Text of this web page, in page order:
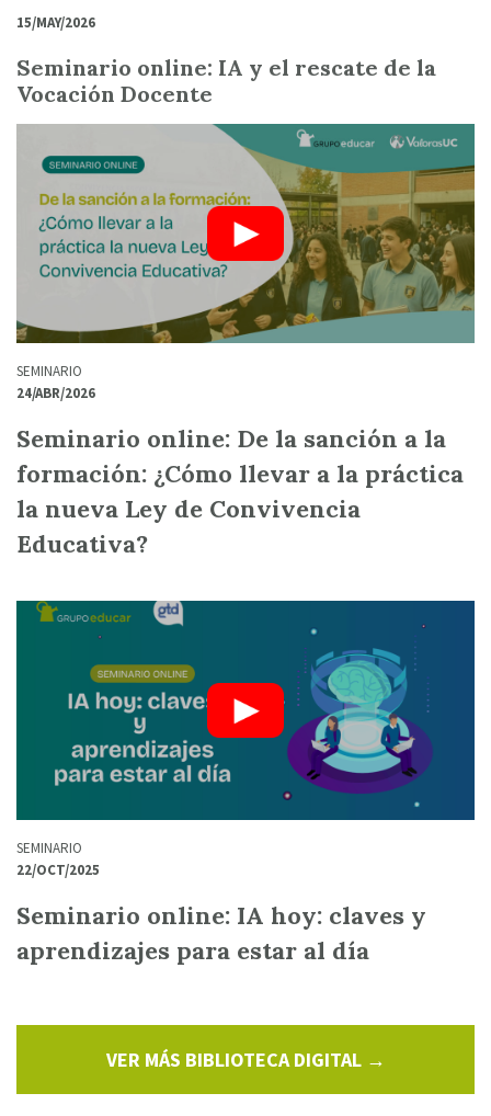
15/MAY/2026
Seminario online: IA y el rescate de la
Vocación Docente
SEMINARIO
24/ABR/2026
Seminario online: De la sanción a la
formación: ¿Cómo llevar a la práctica
la nueva Ley de Convivencia
Educativa?
SEMINARIO
22/OCT/2025
Seminario online: IA hoy: claves y
aprendizajes para estar al día
VER MÁS BIBLIOTECA DIGITAL →